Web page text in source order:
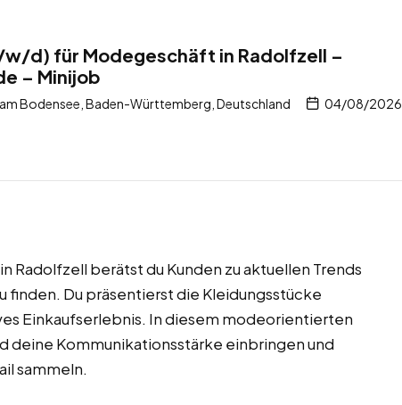
d) für Modegeschäft in Radolfzell –
– Minijob
Bodensee, Baden-Württemberg, Deutschland 04/08/2026
Radolfzell berätst du Kunden zu aktuellen Trends
finden. Du präsentierst die Kleidungsstücke
Einkaufserlebnis. In diesem modeorientierten
deine Kommunikationsstärke einbringen und
sammeln.